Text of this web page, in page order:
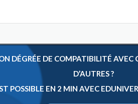
DÉGRÉE DE COMPATIBILITÉ AVEC
D’AUTRES ?
POSSIBLE EN 2 MIN AVEC